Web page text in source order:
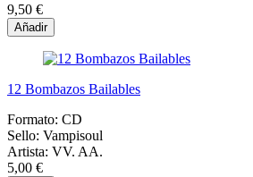
9,50 €
Añadir
12 Bombazos Bailables
Formato: CD
Sello: Vampisoul
Artista: VV. AA.
5,00 €